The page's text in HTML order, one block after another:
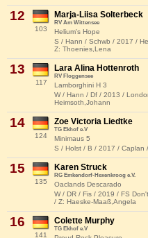
12
103
Marja-Liisa Solterbeck
RV Am Wittensee
Helium's Hope
S / Hann / Schwb / 2017 /
Z: Thoenies,Lena
13
117
Lara Alina Hottenroth
RV Floggensee
Lamborghini H 3
W / Hann / Df / 2013 /
Heimsoth,Johann
14
124
Zoe Victoria Liedtke
TG Ekhof e.V
Minimaus 5
S / Holst / B / 2017 / Caplan
15
135
Karen Struck
RG Emkendorf-Hexenkroog e.V.
Oaclands Descarado
W / DR / Fis / 2019 / FS
/ Z: Haeske-Maaß,Angela
16
141
Colette Murphy
TG Ekhof e.V